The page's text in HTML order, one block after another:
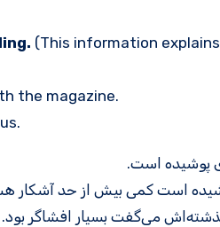
(This information
the magazine.
پوشیده است.
است کمی بیش از حد آشکار
می‌گفت بسیار افشاگر